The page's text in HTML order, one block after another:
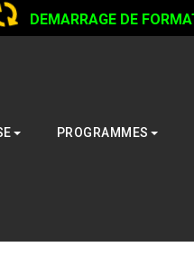
DEMARRAGE DE
POUR LIRE
PROGRAMMES